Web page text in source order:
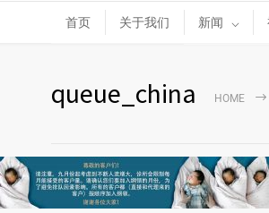
首页 关于我们 新闻
queue_china HOME